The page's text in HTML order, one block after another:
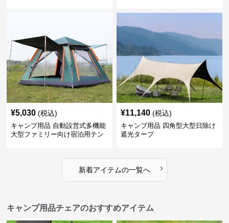
¥5,030 (税込)
キャンプ用品 自動設営式多機能
大型ファミリー向け宿泊用テン
¥11,140 (税込)
キャンプ用品 四角型大型日除け
遮光タープ
新着アイテムの一覧へ ›
キャンプ用品チェアのおすすめアイテム